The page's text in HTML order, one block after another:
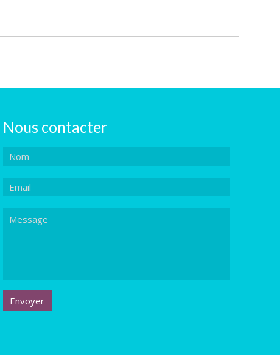
Nous contacter